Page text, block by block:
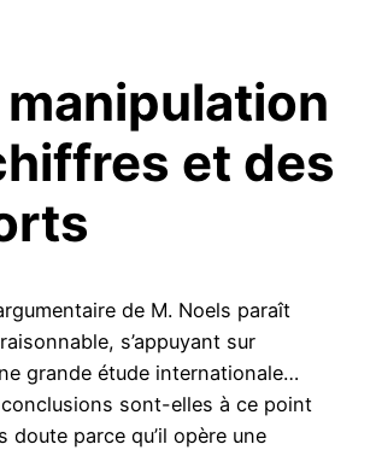
manipulation
et des
de M. Noels paraît
s’appuyant sur
grande étude internationale…
sont-elles à ce point
doute parce qu’il opère une